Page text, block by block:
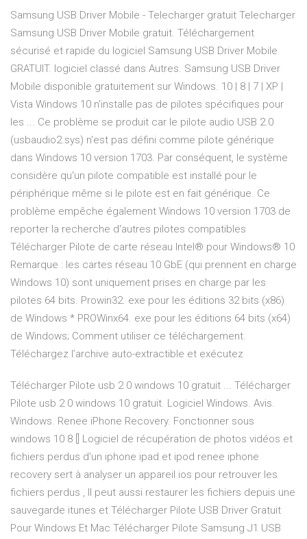
Samsung USB Driver Mobile - Telecharger gratuit Telecharger
Samsung USB Driver Mobile gratuit. Téléchargement
sécurisé et rapide du logiciel Samsung USB Driver Mobile
GRATUIT. logiciel classé dans Autres. Samsung USB Driver
Mobile disponible gratuitement sur Windows. 10 | 8 | 7 | XP |
Vista Windows 10 n'installe pas de pilotes spécifiques pour
les ... Ce problème se produit car le pilote audio USB 2.0
(usbaudio2.sys) n'est pas défini comme pilote générique
dans Windows 10 version 1703. Par conséquent, le système
considère qu'un pilote compatible est installé pour le
périphérique même si le pilote est en fait générique. Ce
problème empêche également Windows 10 version 1703 de
reporter la recherche d'autres pilotes compatibles
Télécharger Pilote de carte réseau Intel® pour Windows® 10
Remarque : les cartes réseau 10 GbE (qui prennent en charge
Windows 10) sont uniquement prises en charge par les
pilotes 64 bits. Prowin32. exe pour les éditions 32 bits (x86)
de Windows * PROWinx64. exe pour les éditions 64 bits (x64)
de Windows; Comment utiliser ce téléchargement.
Téléchargez l’archive auto-extractible et exécutez
Télécharger Pilote usb 2 0 windows 10 gratuit ... Télécharger
Pilote usb 2 0 windows 10 gratuit. Logiciel Windows. Avis.
Windows. Renee iPhone Recovery. Fonctionner sous
windows 10 8 [] Logiciel de récupération de photos vidéos et
fichiers perdus d'un iphone ipad et ipod renee iphone
recovery sert à analyser un appareil ios pour retrouver les
fichiers perdus , Il peut aussi restaurer les fichiers depuis une
sauvegarde itunes et Télécharger Pilote USB Driver Gratuit
Pour Windows Et Mac Télécharger Pilote Samsung J1 USB